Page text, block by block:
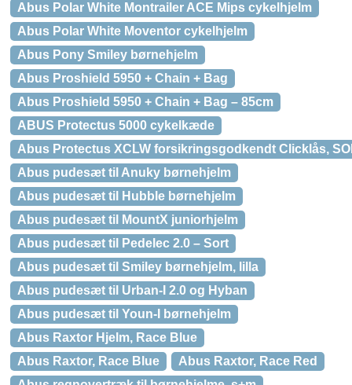
Abus Polar White Montrailer ACE Mips cykelhjelm
Abus Polar White Moventor cykelhjelm
Abus Pony Smiley børnehjelm
Abus Proshield 5950 + Chain + Bag
Abus Proshield 5950 + Chain + Bag – 85cm
ABUS Protectus 5000 cykelkæde
Abus Protectus XCLW forsikringsgodkendt Clicklås,
Abus pudesæt til Anuky børnehjelm
Abus pudesæt til Hubble børnehjelm
Abus pudesæt til MountX juniorhjelm
Abus pudesæt til Pedelec 2.0 – Sort
Abus pudesæt til Smiley børnehjelm, lilla
Abus pudesæt til Urban-I 2.0 og Hyban
Abus pudesæt til Youn-I børnehjelm
Abus Raxtor Hjelm, Race Blue
Abus Raxtor, Race Blue
Abus Raxtor, Race Red